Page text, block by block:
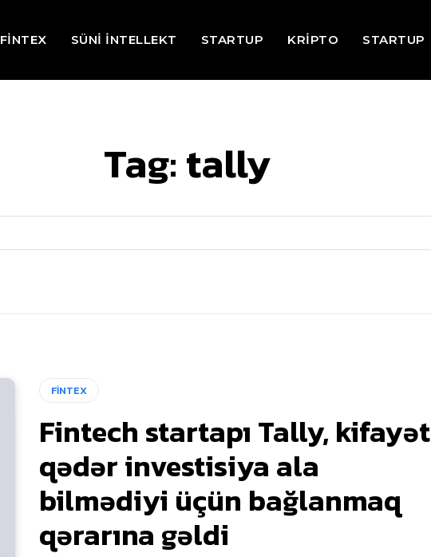
FİNTEX SÜNİ İNTELLEKT STARTUP KRİPTO STARTUP
Tag:tally
FİNTEX
Fintech startapı Tally, kifayət
qədər investisiya ala
bilmədiyi üçün bağlanmaq
qərarına gəldi